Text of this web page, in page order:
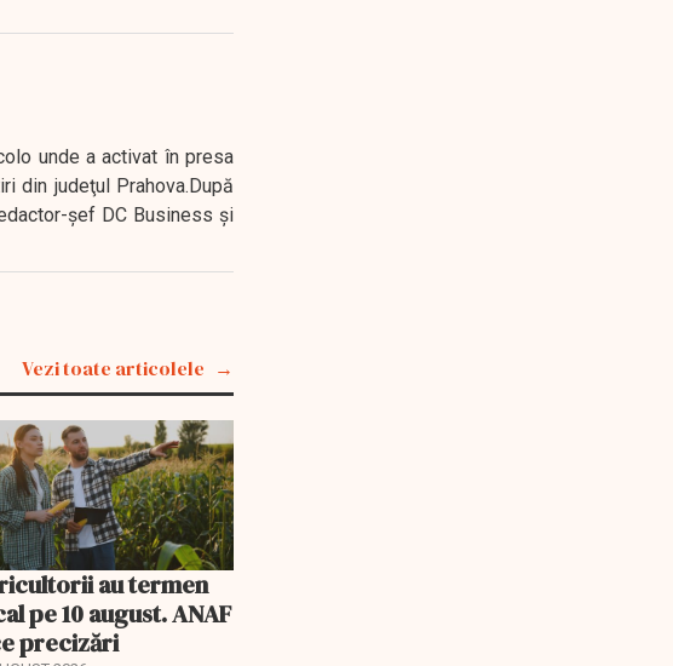
unde a activat în presa
din judeţul Prahova.După
şef DC Business şi
Vezi toate articolele
au termen
pe 10 august. ANAF
precizări